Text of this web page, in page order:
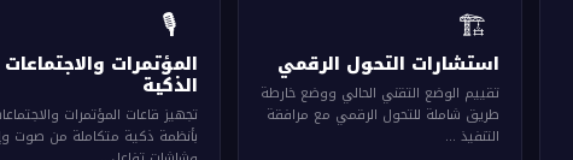
🏗️
استشارات التحول الرقمي
تقييم الوضع التقني الحالي ووضع خارطة
طريق شاملة للتحول الرقمي مع مرافقة
التنفيذ ...
🎙️
المؤتمرات والاجتماعات
الذكية
تجهيز قاعات المؤتمرات
بأنظمة ذكية متكاملة من صوت